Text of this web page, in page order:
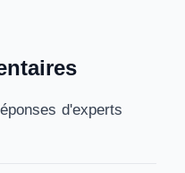
d'experts